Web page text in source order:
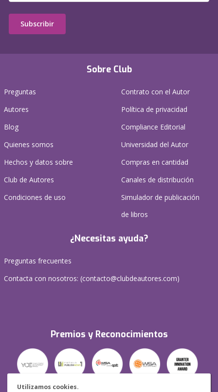
Utilizamos cookies.
Sobre Club
Preguntas
Autores
Blog
Quienes somos
Hechos y datos sobre
Club de Autores
Condiciones de uso
Contrato con el Autor
Política de privacidad
Compliance Editorial
Universidad del Autor
Compras en cantidad
Canales de distribución
Simulador de publicación
de libros
¿Necesitas ayuda?
Preguntas frecuentes
Contacta con nosotros: (contacto@clubdeautores.com)
Premios y Reconocimientos
Subscribir